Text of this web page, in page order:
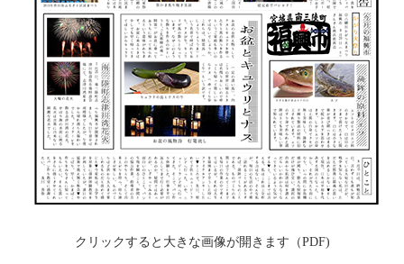
クリックすると大きな画像が開きます（PDF)